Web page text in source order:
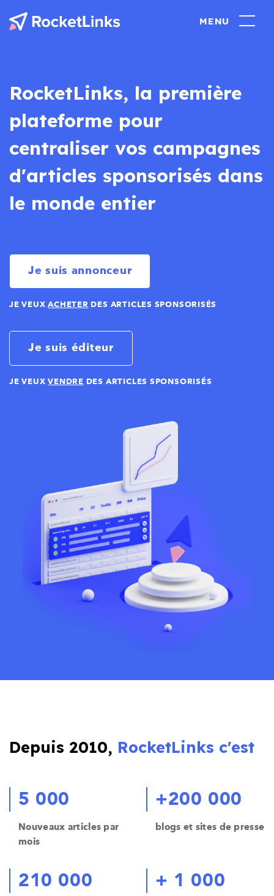
RocketLinks, la première
plateforme pour
centraliser vos campagnes
d'articles sponsorisés dans
le monde entier
Je suis annonceur
JE VEUXACHETER DES ARTICLES SPONSORISÉS
Je suis éditeur
JE VEUXVENDRE DES ARTICLES SPONSORISÉS
Depuis 2010, RocketLinks c'est
5 000
Nouveaux articles par
mois
+200 000
blogs et sites de presse
210 000 + 1 000